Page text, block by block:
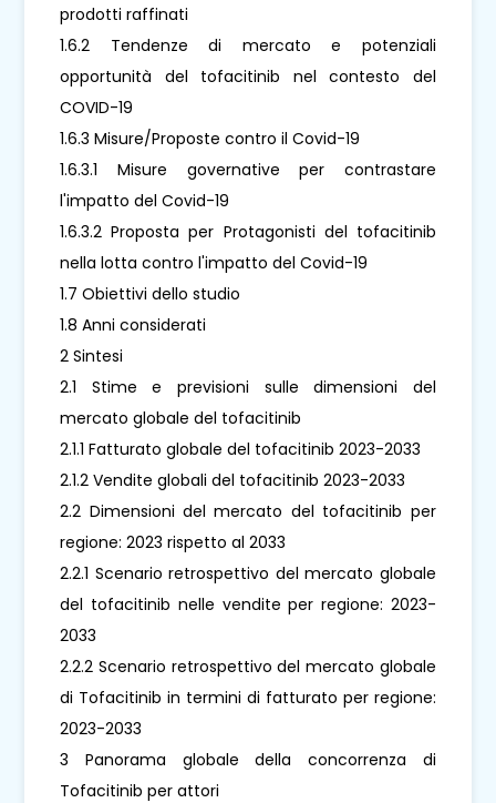
prodotti raffinati
1.6.2 Tendenze di mercato e potenziali
opportunità del tofacitinib nel contesto del
COVID-19
1.6.3 Misure/Proposte contro il Covid-19
1.6.3.1 Misure governative per contrastare
l'impatto del Covid-19
1.6.3.2 Proposta per Protagonisti del tofacitinib
nella lotta contro l'impatto del Covid-19
1.7 Obiettivi dello studio
1.8 Anni considerati
2 Sintesi
2.1 Stime e previsioni sulle dimensioni del
mercato globale del tofacitinib
2.1.1 Fatturato globale del tofacitinib 2023-2033
2.1.2 Vendite globali del tofacitinib 2023-2033
2.2 Dimensioni del mercato del tofacitinib per
regione: 2023 rispetto al 2033
2.2.1 Scenario retrospettivo del mercato globale
del tofacitinib nelle vendite per regione: 2023-
2033
2.2.2 Scenario retrospettivo del mercato globale
di Tofacitinib in termini di fatturato per regione:
2023-2033
3 Panorama globale della concorrenza di
Tofacitinib per attori